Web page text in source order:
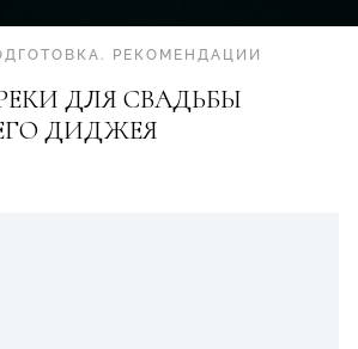
. РЕКОМЕНДАЦИИ
ДЛЯ СВАДЬБЫ
ДИДЖЕЯ